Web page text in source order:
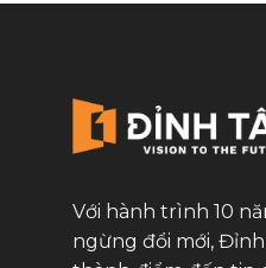
Với hành trình 10
ngừng đổi mới,